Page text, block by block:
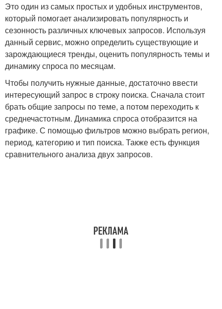
Это один из самых простых и удобных инструментов,
который помогает анализировать популярность и
сезонность различных ключевых запросов. Используя
данный сервис, можно определить существующие и
зарождающиеся тренды, оценить популярность темы и
динамику спроса по месяцам.
Чтобы получить нужные данные, достаточно ввести
интересующий запрос в строку поиска. Сначала стоит
брать общие запросы по теме, а потом переходить к
среднечастотным. Динамика спроса отобразится на
графике. С помощью фильтров можно выбрать регион,
период, категорию и тип поиска. Также есть функция
сравнительного анализа двух запросов.